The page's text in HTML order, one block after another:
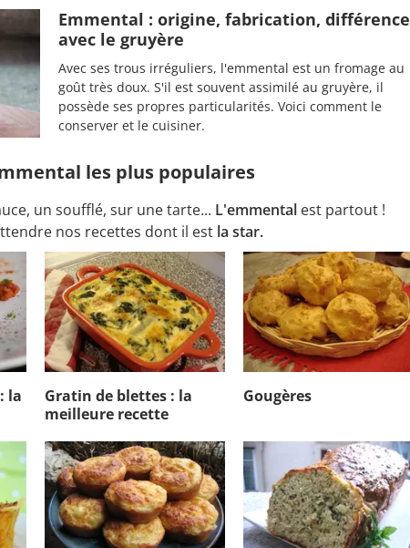
Emmental : origine, fabrication, différence
avec le gruyère
Avec ses trous irréguliers, l'emmental est un fromage au
goût très doux. S'il est souvent assimilé au gruyère, il
possède ses propres particularités. Voici comment le
conserver et le cuisiner.
les plus populaires
un soufflé, sur une tarte... L'emmental est partout !
nos recettes dont il est la star.
la
Gratin de blettes : la
meilleure recette
Gougères